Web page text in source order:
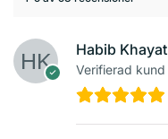
Habib Khayat
Verifierad kund